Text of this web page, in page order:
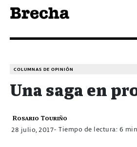
COLUMNAS DE OPINIÓN
Una saga en
Rosario Touriño
28 julio, 2017- Tiempo de lectura: 6 min